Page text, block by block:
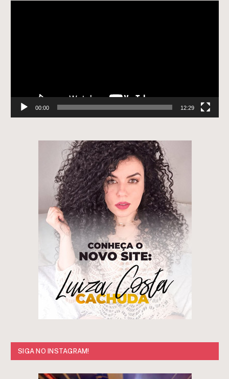
00:00 12:29
SIGA NO INSTAGRAM!